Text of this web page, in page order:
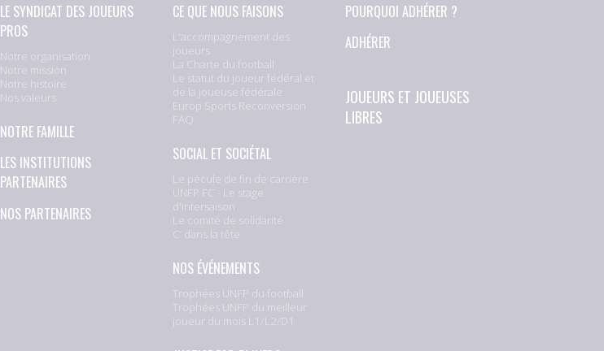
LE SYNDICAT DES JOUEURS
PROS
Notre organisation
Notre mission
Notre histoire
Nos valeurs
NOTRE FAMILLE
LES INSTITUTIONS
PARTENAIRES
NOS PARTENAIRES
CE QUE NOUS FAISONS
L'accompagnement des
joueurs
La Charte du football
Le statut du joueur fédéral et
de la joueuse fédérale
Europ Sports Reconversion
FAQ
SOCIAL ET SOCIÉTAL
Le pécule de fin de carrière
UNFP FC - Le stage
d'intersaison
Le comité de solidarité
C’ dans la tête
NOS ÉVÉNEMENTS
Trophées UNFP du football
Trophées UNFP du meilleur
joueur du mois L1/L2/D1
POURQUOI ADHÉRER ?
ADHÉRER
JOUEURS ET JOUEUSES
LIBRES